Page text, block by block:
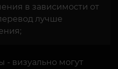
в зависимости от
лучше
- визуально могут